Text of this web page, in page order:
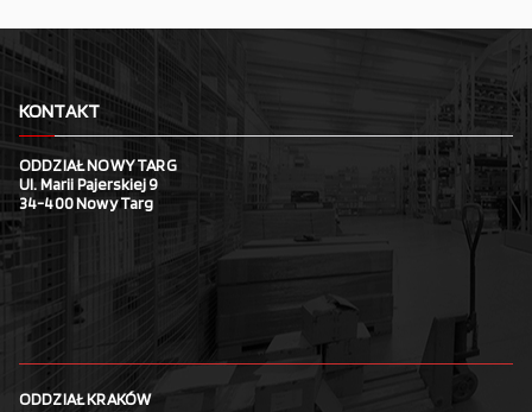
KONTAKT
ODDZIAŁ NOWY TARG
Ul. Marii Pajerskiej 9
34-400 Nowy Targ
ODDZIAŁ KRAKÓW